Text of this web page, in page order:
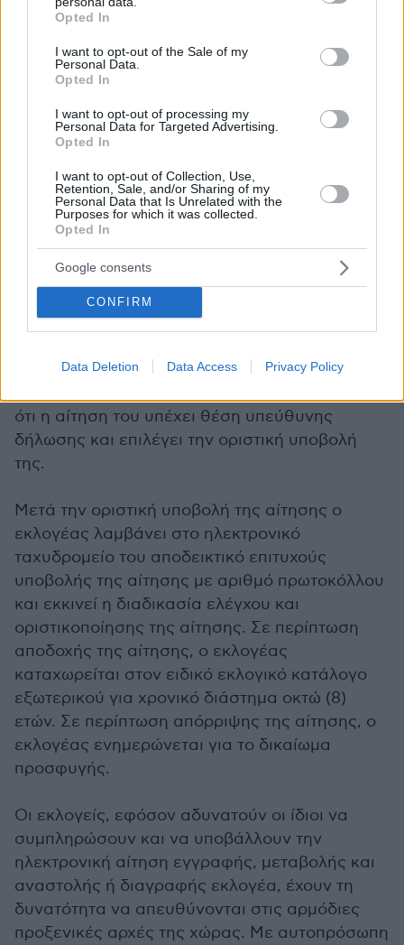
grant or deny consent to Google and its third-party tags to
use your data for below specified purposes in below Google
consent section.
Opted In
I want to opt-out of the Sale of my
Personal Data.
Opted In
I want to opt-out of processing my
Personal Data for Targeted Advertising.
Opted In
I want to opt-out of Collection, Use,
Retention, Sale, and/or Sharing of my
Personal Data that Is Unrelated with the
Purposes for which it was collected.
Opted In
Google consents
CONFIRM
Data Deletion Data Access Privacy Policy
Εναλλακτικά, ο εκλογέας επιλέγει την
συμπληρώνοντας τα στοιχεία που ζητούνται,
και εξουσιοδοτεί το Υπουργείο Εσωτερικών για
την αυτεπάγγελτη αναζήτηση του.
στους ειδικούς εκλογικούς καταλόγους
εξωτερικού για την άσκηση του εκλογικού του
δικαιώματος στις Ευρωεκλογές, σε εκλογικό
τμήμα που θα συσταθεί σε κράτος – μέλος της
Ευρωπαϊκής Ένωσης, ΔΕΝ ΑΠΑΙΤΕΙΤΑΙ Η
ΑΝΑΡΤΗΣΗ ΤΩΝ ΑΝΩΤΕΡΩ
ΔΙΚΑΙΟΛΟΓΗΤΙΚΩΝ.
Βήμα 5ο:Ο εκλογέας βεβαιώνει ότι τα στοιχεία
ότι η αίτηση του υπέχει θέση υπεύθυνης
δήλωσης και επιλέγει την οριστική υποβολή
της.
Μετά την οριστική υποβολή της αίτησης ο
εκλογέας λαμβάνει στο ηλεκτρονικό
ταχυδρομείο του αποδεικτικό επιτυχούς
υποβολής της αίτησης με αριθμό πρωτοκόλλου
και εκκινεί η διαδικασία ελέγχου και
οριστικοποίησης της αίτησης. Σε περίπτωση
αποδοχής της αίτησης, ο εκλογέας
καταχωρείται στον ειδικό εκλογικό κατάλογο
εξωτερικού για χρονικό διάστημα οκτώ (8)
ετών. Σε περίπτωση απόρριψης της αίτησης, ο
εκλογέας ενημερώνεται για το δικαίωμα
προσφυγής.
Οι εκλογείς, εφόσον αδυνατούν οι ίδιοι να
συμπληρώσουν και να υποβάλλουν την
ηλεκτρονική αίτηση εγγραφής, μεταβολής και
αναστολής ή διαγραφής εκλογέα, έχουν τη
δυνατότητα να απευθύνονται στις αρμόδιες
προξενικές αρχές της χώρας. Με αυτοπρόσωπη